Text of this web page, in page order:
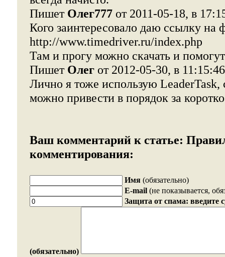
Пишет Олег777 от 2011-05-18, в
Кого заинтересовало даю ссылку на
http://www.timedriver.ru/index.php
Там и прогу можно скачать и
Пишет Олег от 2012-05-30, в 11:15:46
Лично я тоже использую LeaderTask,
можно привести в порядок за
Ваш комментарий к статье:
комментирования:
Имя (обязательно)
E-mail (не показывается,
Защита от спама: введите
(обязательно)